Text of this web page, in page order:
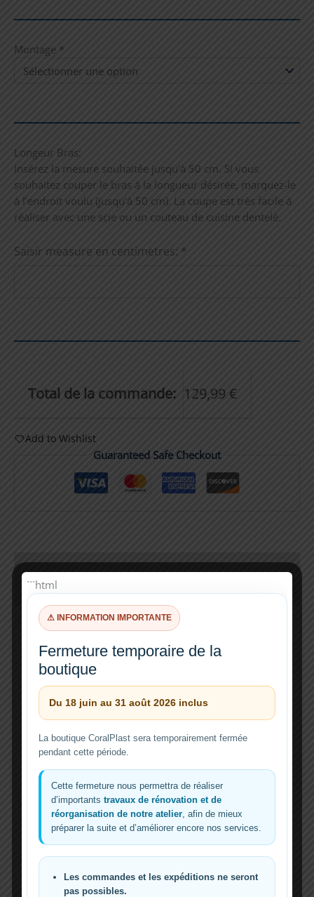
Montage *
Longeur Bras:
Insérez la mesure souhaitée jusqu’à 50 cm. Si vous
souhaitez couper le bras à la longueur désirée, marquez-le
à l’endroit voulu (jusqu’à 50 cm). La coupe est très facile à
réaliser avec une scie ou un couteau de cuisine dentelé.
Saisir measure en centimetres: *
Total de la commande: 129,99 €
Add to Wishlist
Guaranteed Safe Checkout
Description
Informations complémentaires
OSCILLATEUR RÉCIFAL CORALPLAST
CP-SWEEP BORA — oscillateur Wi-Fi
pour pompe de brassage récifale
brassage fixe en pompe oscillante.
Il permet de créer un flux plus naturel, plus large et
plus vivant dans l’aquarium, tout en offrant
un contrôle Wi-Fi simple et précis.
Flux plus naturel
Déplace progressivement le brassage pour mieux couvrir le bac.
```html
⚠ INFORMATION IMPORTANTE
Fermeture temporaire de la
boutique
Du 18 juin au 31 août 2026 inclus
La boutique CoralPlast sera temporairement fermée
pendant cette période.
Cette fermeture nous permettra de réaliser
d’importants travaux de rénovation et de
réorganisation de notre atelier, afin de mieux
préparer la suite et d’améliorer encore nos services.
Les commandes et les expéditions ne seront
pas possibles.